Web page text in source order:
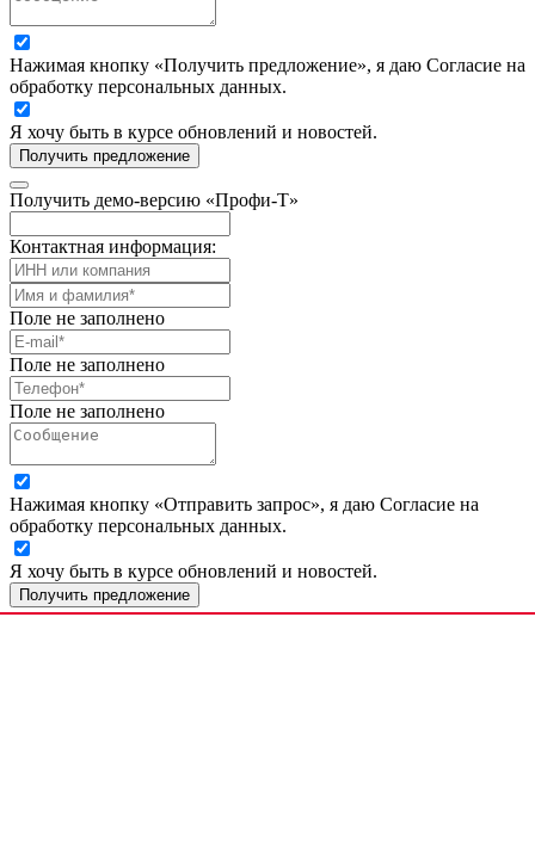
Нажимая кнопку «Получить предложение», я даю Согласие на
обработку персональных данных.
Я хочу быть в курсе обновлений и новостей.
Получить предложение
Получить демо-версию «Профи-Т»
Контактная информация:
Поле не заполнено
Поле не заполнено
Поле не заполнено
Нажимая кнопку «Отправить запрос», я даю Согласие на
обработку персональных данных.
Я хочу быть в курсе обновлений и новостей.
Получить предложение